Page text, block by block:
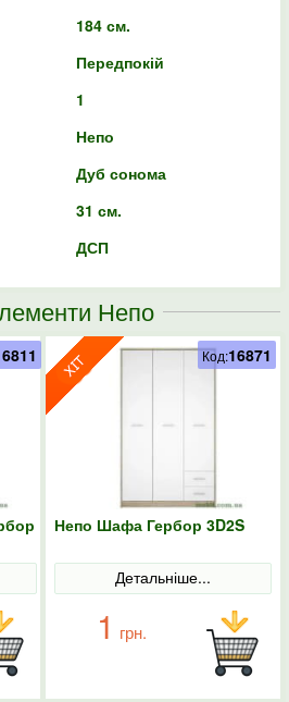
184 см.
Передпокій
1
Непо
Дуб сонома
31 см.
ДСП
Непо
Непо Шафа Гербор 3D2S
Детальніше...
1 грн.
Код:16871